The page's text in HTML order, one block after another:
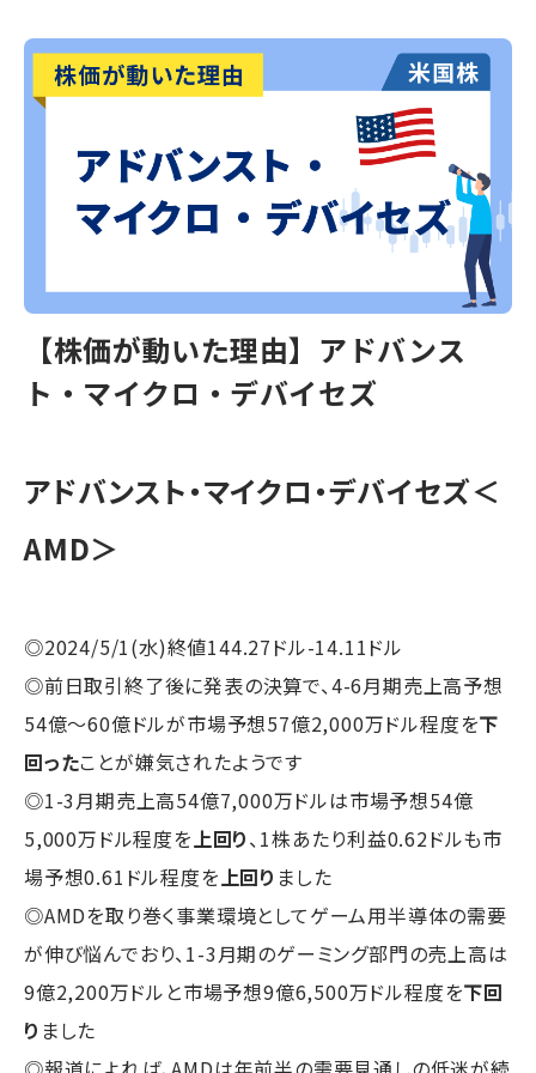
【株価が動いた理由】アドバンス
ト・マイクロ・デバイセズ
アドバンスト・マイクロ・デバイセズ＜
AMD＞
◎2024/5/1(水)終値144.27ドル-14.11ドル
◎前日取引終了後に発表の決算で、4-6月期売上高予想
54億～60億ドルが市場予想57億2,000万ドル程度を下
回ったことが嫌気されたようです
◎1-3月期売上高54億7,000万ドルは市場予想54億
5,000万ドル程度を 上回り、1株あたり利益0.62ドルも市
場予想0.61ドル程度を 上回り ました
◎AMDを取り巻く事業環境としてゲーム用半導体の需要
が伸び悩んでおり、1-3月期のゲーミング部門の売上高は
9億2,200万ドルと市場予想9億6,500万ドル程度を下回
り ました